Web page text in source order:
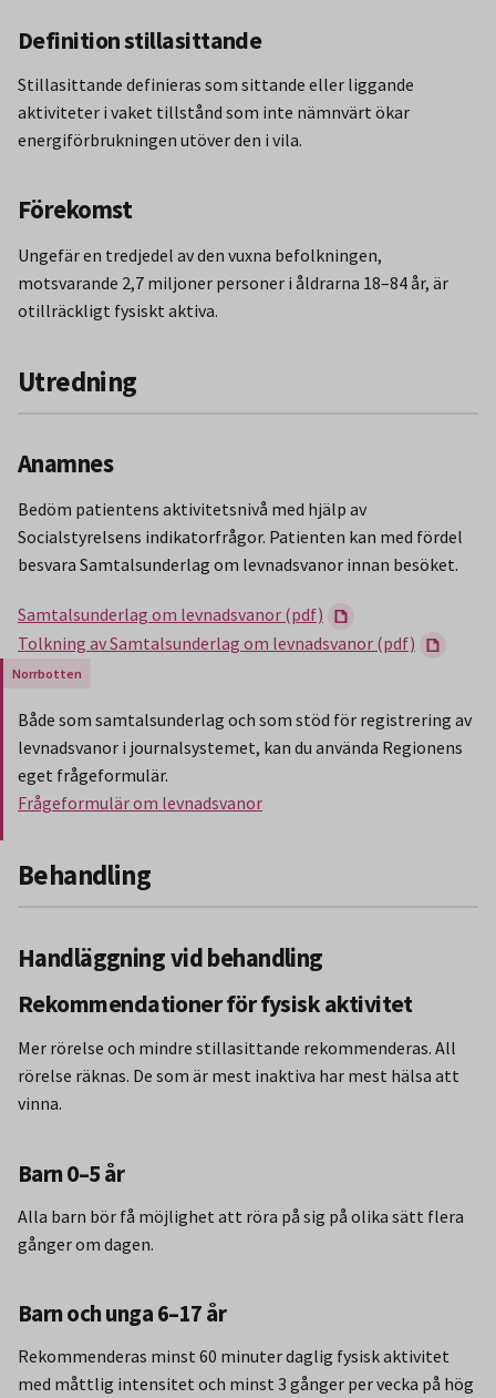
Definition stillasittande
Stillasittande definieras som sittande eller liggande
aktiviteter i vaket tillstånd som inte nämnvärt ökar
energiförbrukningen utöver den i vila.
Förekomst
Ungefär en tredjedel av den vuxna befolkningen,
motsvarande 2,7 miljoner personer i åldrarna 18–84 år, är
otillräckligt fysiskt aktiva.
Utredning
Anamnes
Bedöm patientens aktivitetsnivå med hjälp av
Socialstyrelsens indikatorfrågor. Patienten kan med fördel
besvara Samtalsunderlag om levnadsvanor innan besöket.
Samtalsunderlag om levnadsvanor (pdf)
Tolkning av Samtalsunderlag om levnadsvanor (pdf)
Gäller endast för Region Norrbotten.
Både som samtalsunderlag och som stöd för registrering av
levnadsvanor i journalsystemet, kan du använda Regionens
eget frågeformulär.
Frågeformulär om levnadsvanor
Behandling
Handläggning vid behandling
Rekommendationer för fysisk aktivitet
Mer rörelse och mindre stillasittande rekommenderas. All
rörelse räknas. De som är mest inaktiva har mest hälsa att
vinna.
Barn 0–5 år
Alla barn bör få möjlighet att röra på sig på olika sätt flera
gånger om dagen.
Barn och unga 6–17 år
Rekommenderas minst 60 minuter daglig fysisk aktivitet
med måttlig intensitet och minst 3 gånger per vecka på hög